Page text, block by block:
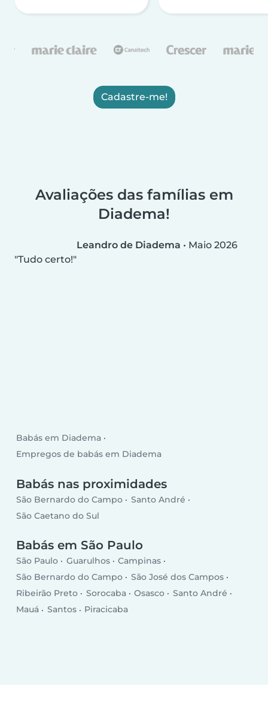
Cadastre-me!
Avaliações das famílias em
Diadema!
Leandro de Diadema • Maio 2026
Tudo certo!
Babás em Diadema
Empregos de babás em Diadema
Babás nas proximidades
São Bernardo do Campo
Santo André
São Caetano do Sul
Babás em São Paulo
São Paulo Guarulhos
Campinas
São Bernardo do Campo
São José dos Campos
Ribeirão Preto
Sorocaba Osasco
Santo André
Mauá
Santos Piracicaba